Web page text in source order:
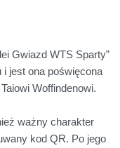
Gwiazd WTS Sparty”
i jest ona poświęcona
Woffindenowi.
ważny charakter
kod QR. Po jego